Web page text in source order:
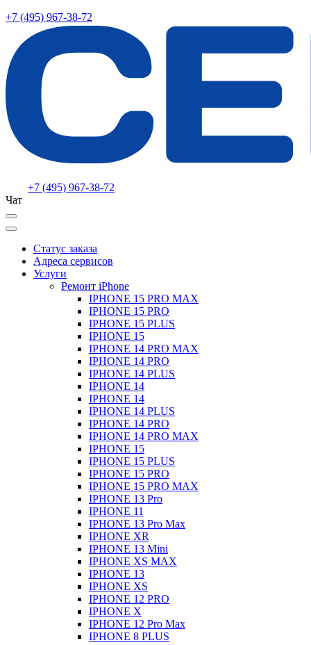
+7 (495) 967-38-72
+7 (495) 967-38-72
Чат
Статус заказа
Адреса сервисов
Услуги
Ремонт iPhone
IPHONE 15 PRO MAX
IPHONE 15 PRO
IPHONE 15 PLUS
IPHONE 15
IPHONE 14 PRO MAX
IPHONE 14 PRO
IPHONE 14 PLUS
IPHONE 14
IPHONE 14
IPHONE 14 PLUS
IPHONE 14 PRO
IPHONE 14 PRO MAX
IPHONE 15
IPHONE 15 PLUS
IPHONE 15 PRO
IPHONE 15 PRO MAX
IPHONE 13 Pro
IPHONE 11
IPHONE 13 Pro Max
IPHONE XR
IPHONE 13 Mini
IPHONE XS MAX
IPHONE 13
IPHONE XS
IPHONE 12 PRO
IPHONE X
IPHONE 12 Pro Max
IPHONE 8 PLUS